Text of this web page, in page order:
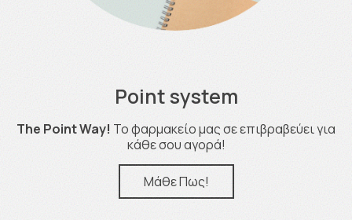
Point system
The Point Way! Το φαρμακείο μας σε επιβραβεύει για
κάθε σου αγορά!
Μάθε Πως!